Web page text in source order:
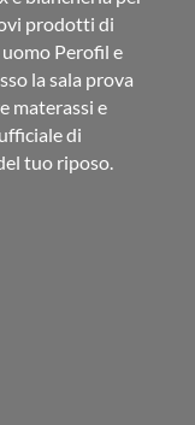
prodotti di
Perofil e
la sala prova
materassi e
di
tuo riposo.